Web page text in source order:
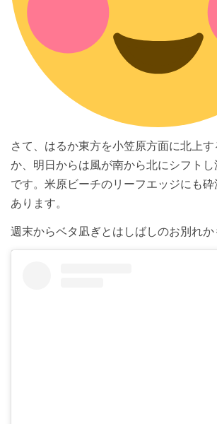
さて、はるか東方を小笠原方面に北上
か、明日からは風が南から北にシフトし
です。米原ビーチのリーフエッジにも
あります。
週末からベタ凪ぎとはしばしのお別れか